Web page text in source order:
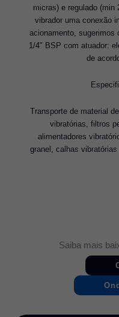
micras) e regulado (min
vibrador uma conexão
acionamento, sugerimos
1/4″ BSP com atuador:
de
Transporte de material
vibratórias, filtros
alimentadores
granel, calhas
Saiba mais